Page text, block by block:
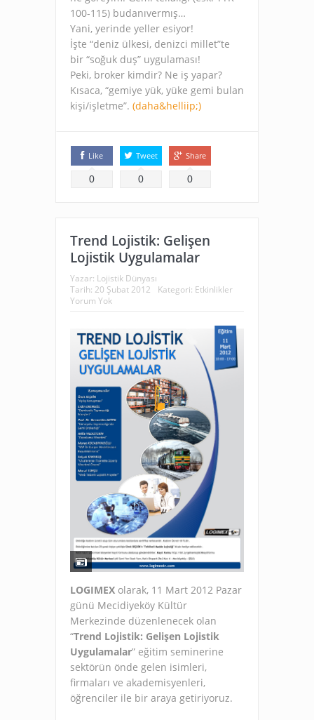
100-115) budanıvermış…
Yani, yerinde yeller esiyor!
İşte “deniz ülkesi, denizci millet”te
bir “soğuk duş” uygulaması!
Peki, broker kimdir? Ne iş yapar?
Kısaca, “gemiye yük, yüke gemi bulan
kişi/işletme”. (daha&helliip;)
Like
0
Tweet
0
Share
0
Trend Lojistik: Gelişen
Lojistik Uygulamalar
Yazar: Lojistik Dünyası
Tarih: 20 Şubat 2012 Kategori: Etkinlikler
Yorum Yok
LOGIMEX olarak, 11 Mart 2012 Pazar
günü Mecidiyeköy Kültür
Merkezinde düzenlenecek olan
“Trend Lojistik: Gelişen Lojistik
Uygulamalar” eğitim seminerine
sektörün önde gelen isimleri,
firmaları ve akademisyenleri,
öğrenciler ile bir araya getiriyoruz.